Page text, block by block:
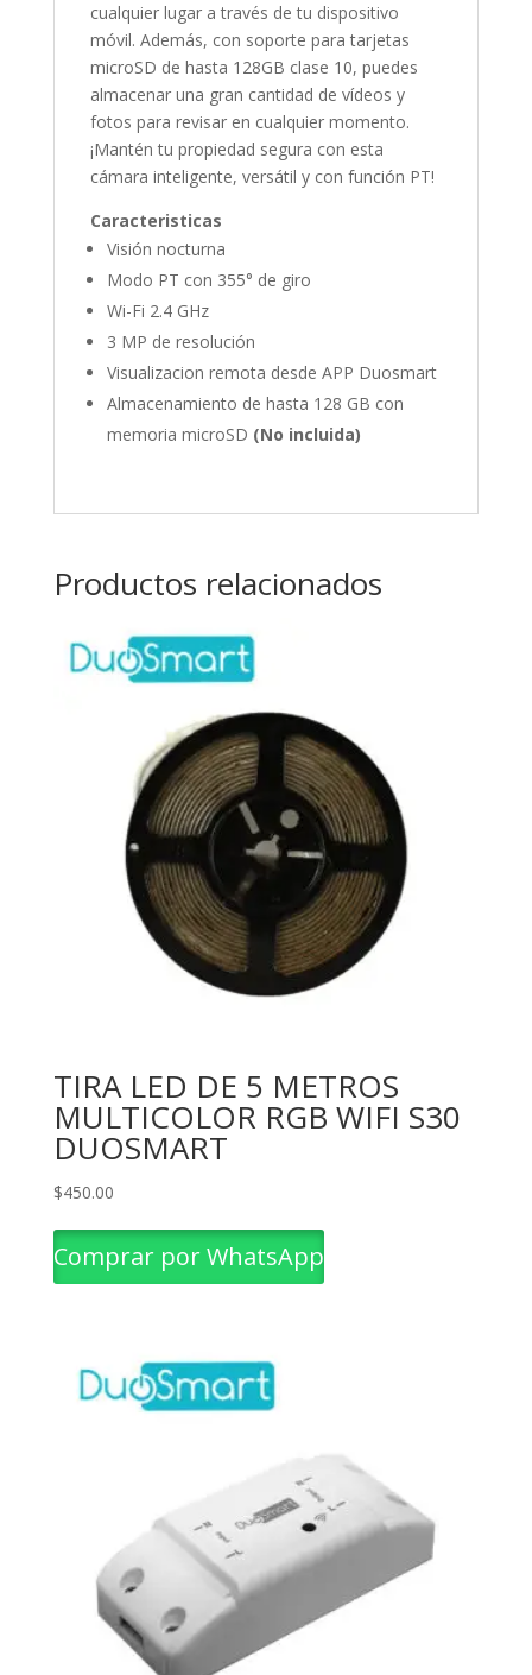
cualquier lugar a través de tu dispositivo
móvil. Además, con soporte para tarjetas
microSD de hasta 128GB clase 10, puedes
almacenar una gran cantidad de vídeos y
fotos para revisar en cualquier momento.
¡Mantén tu propiedad segura con esta
cámara inteligente, versátil y con función PT!
Caracteristicas
Visión nocturna
Modo PT con 355° de giro
Wi-Fi 2.4 GHz
3 MP de resolución
Visualizacion remota desde APP Duosmart
Almacenamiento de hasta 128 GB con
memoria microSD (No incluida)
Productos relacionados
TIRA LED DE 5 METROS
MULTICOLOR RGB WIFI S30
DUOSMART
$450.00
Comprar por WhatsApp